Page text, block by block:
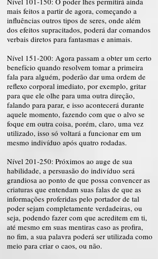
mais feitos a partir de agora, começando a
influências outros tipos de seres, onde além
dos efeitos supracitados, poderá dar comandos
verbais diretos para fantasmas e animais.
Nível 151-200: Agora passam a obter um certo
benefício quando resolvem tomar a primeira
fala para alguém, poderão dar uma ordem de
reflexo corporal imediato, por exemplo, gritar
para que ele olhe para uma outra direção,
falando para parar, e isso acontecerá durante
aquele momento, fazendo com que o alvo se
foque em outra coisa, porém, claro, uma vez
utilizado, isso só voltará a funcionar em um
mesmo indivíduo após quatro rodadas.
Nível 201-250: Próximos ao auge de sua
habilidade, a persuasão do indivíduo será
grandiosa ao ponto de que possa convencer as
criaturas que entendam suas falas de que as
informações proferidas pelo portador de tal
poder sejam completamente verdadeiras, ou
seja, podendo fazer com que acreditem em ti,
até mesmo em suas mentiras caso as profira,
no fim, a sua palavra poderá ser utilizada como
meio para criar o caos, ou não.